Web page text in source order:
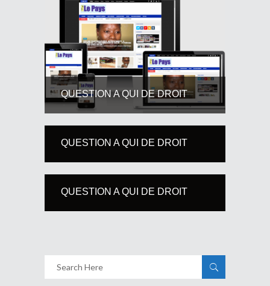
QUESTION A QUI DE DROIT
QUESTION A QUI DE DROIT
QUESTION A QUI DE DROIT